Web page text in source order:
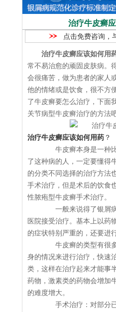
治疗牛皮癣
点击免费咨询，
治疗牛皮癣应该如何用
常不易治愈的顽固皮肤病。
会很痛苦，做为患者的家人
他的情绪或是饮食，很不方
了牛皮癣要怎么治疗，下面
关节病型牛皮癣治疗的方法吧
治疗牛皮癣应该如何用药 ？
牛皮癣本身是一种比
了这种病的人，一定要懂得
的分类不同选择的治疗方法
手术治疗，但是术后的饮食
性脓疱型牛皮癣手术治疗。
一般来说得了银屑病
医院接受治疗。基本上以药
的症状特别严重的，还要进
牛皮癣的类型有很多
身的情况来进行治疗，快速
类，这样在治疗起来才能事
药物，激素类的药物会增加
的难度增大。
手术治疗：对部分已